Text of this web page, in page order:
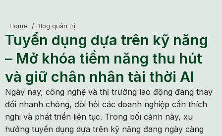
Home / Blog quản trị
Tuyển dụng dựa trên kỹ năng
– Mở khóa tiềm năng thu hút
và giữ chân nhân tài thời AI
Ngày nay, công nghệ và thị trường lao động đang thay
đổi nhanh chóng, đòi hỏi các doanh nghiệp cần thích
nghi và phát triển liên tục. Trong bối cảnh này, xu
hướng tuyển dụng dựa trên kỹ năng đang ngày càng